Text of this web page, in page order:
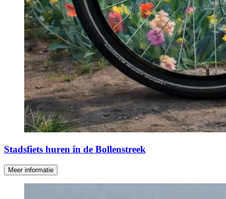
Stadsfiets huren in de Bollenstreek
Meer informatie